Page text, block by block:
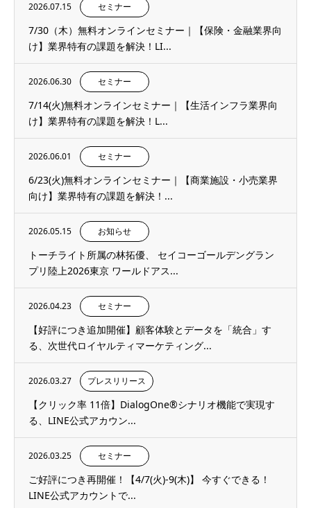
2026.07.15 セミナー
7/30（木）無料オンラインセミナー｜【保険・金融業界向
け】業界特有の課題を解決！LI...
2026.06.30 セミナー
7/14(火)無料オンラインセミナー｜【生活インフラ業界向
け】業界特有の課題を解決！L...
2026.06.01 セミナー
6/23(火)無料オンラインセミナー｜【商業施設・小売業界
向け】業界特有の課題を解決！...
2026.05.15 お知らせ
トーチライト所属の林拓優、 セイコーゴールデングラン
プリ陸上2026東京 ワールドアス...
2026.04.23 セミナー
【好評につき追加開催】顧客体験とデータを「統合」す
る、次世代ロイヤルティマーケティング...
2026.03.27 プレスリリース
【クリック率 11倍】DialogOne®シナリオ機能で実現す
る、LINE公式アカウン...
2026.03.25 セミナー
ご好評につき再開催！【4/7(火)-9(木)】 今すぐできる！
LINE公式アカウントで...